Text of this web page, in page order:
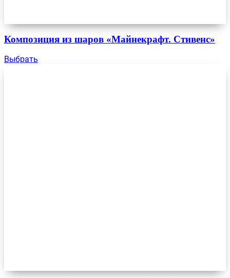
Композиция из шаров «Майнекрафт. Стивенс»
Выбрать